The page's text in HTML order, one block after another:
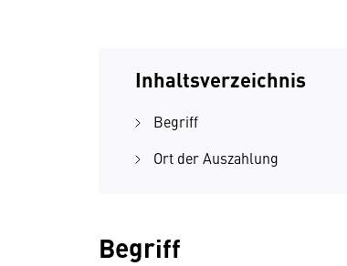
Inhaltsverzeichnis
Begriff
Ort der Auszahlung
Begriff